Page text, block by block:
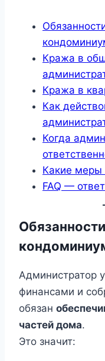
Кража в
Кража в
Как
Когда
Какие меры
FAQ —
Администратор
финансами и
обязан
частей дома.
Это значит: